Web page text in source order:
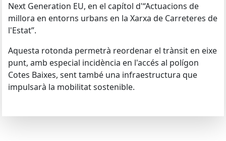
Next Generation EU, en el capítol d'“Actuacions de
millora en entorns urbans en la Xarxa de Carreteres de
l'Estat”.
Aquesta rotonda permetrà reordenar el trànsit en eixe
punt, amb especial incidència en l'accés al polígon
Cotes Baixes, sent també una infraestructura que
impulsarà la mobilitat sostenible.